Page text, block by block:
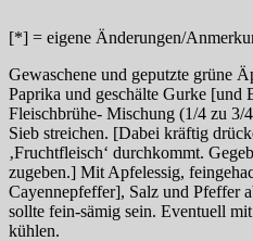
[*] = eigene Änderungen/
Gewaschene und geputzte grüne
Paprika und geschälte Gurke
Fleischbrühe- Mischung (1/4 zu 3/
Sieb streichen. [Dabei kräftig
‚Fruchtfleisch‘ durchkommt.
zugeben.] Mit Apfelessig,
Cayennepfeffer], Salz und Pfeffer
sollte fein-sämig sein. Eventuell
kühlen.